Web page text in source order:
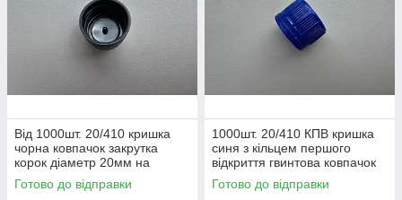
Від 1000шт. 20/410 кришка
чорна ковпачок закрутка
корок діаметр 20мм на
флакони від 30 до 150 мл
Готово до відправки
1000шт. 20/410 КПВ кришка
синя з кільцем першого
відкриття гвинтова ковпачок
закрутка на флакони від 50
до 150 мл
Готово до відправки